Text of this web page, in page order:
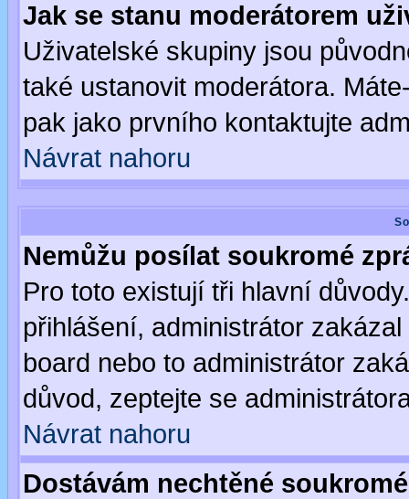
Jak se stanu moderátorem
Uživatelské skupiny jsou
také ustanovit moderátora.
pak jako prvního kontaktujte
Návrat nahoru
Nemůžu posílat soukromé
Pro toto existují tři hlavní
přihlášení, administrátor
board nebo to administrátor
důvod, zeptejte se
Návrat nahoru
Dostávám nechtěné